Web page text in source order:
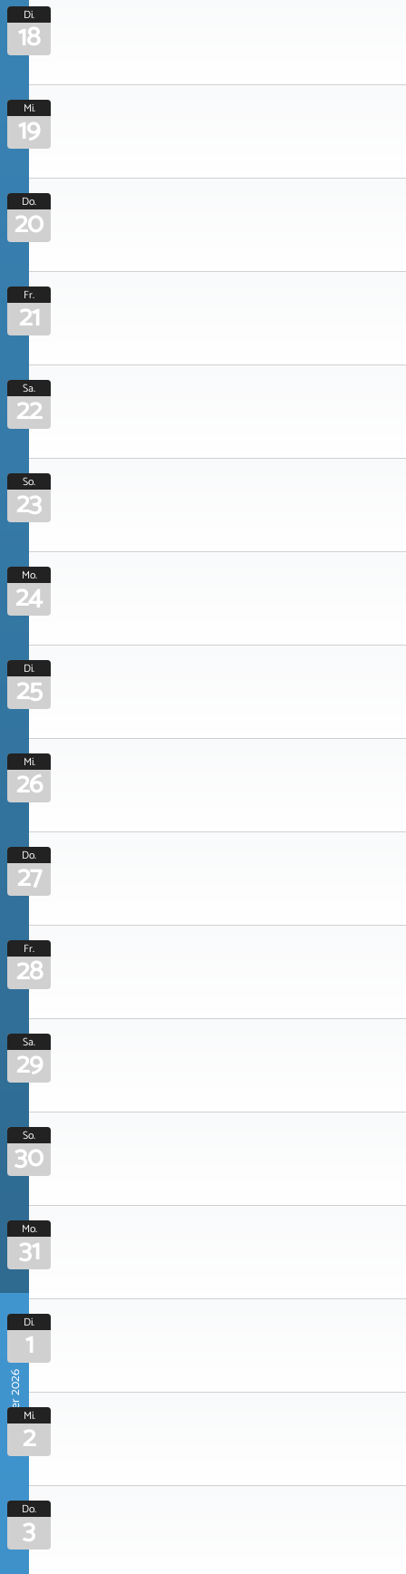
Di.
18
Mi.
19
Do.
20
Fr.
21
Sa.
22
So.
23
Mo.
24
Di.
25
Mi.
26
Do.
27
Fr.
28
Sa.
29
So.
30
Mo.
31
September 2026
Di.
1
Mi.
2
Do.
3